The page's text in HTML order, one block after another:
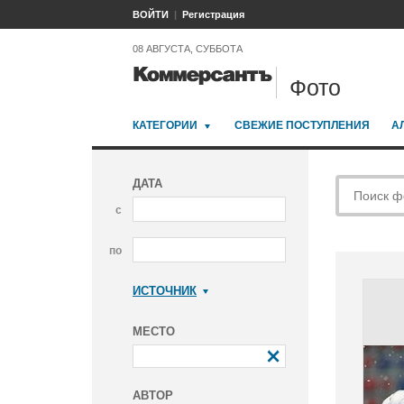
ВОЙТИ Регистрация
08 АВГУСТА, СУББОТА
Фото
КАТЕГОРИИ СВЕЖИЕ ПОСТУПЛЕНИЯ
ДАТА
с
по
ИСТОЧНИК
МЕСТО
АВТОР